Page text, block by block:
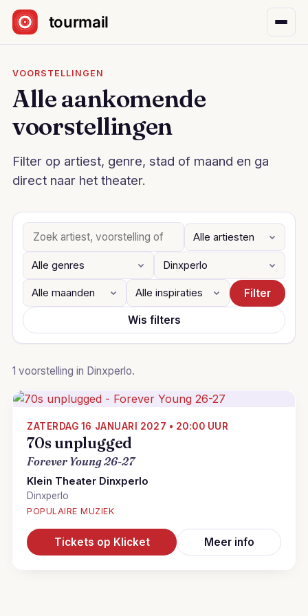
Sla navigatie over
VOORSTELLINGEN
Alle aankomende
voorstellingen
Filter op artiest, genre, stad of maand en ga
direct naar het theater.
Filter
Wis filters
1 voorstelling in Dinxperlo.
ZATERDAG 16 JANUARI 2027 • 20:00 UUR
70s unplugged
Forever Young 26-27
Klein Theater Dinxperlo
Dinxperlo
POPULAIRE MUZIEK
Tickets op Klicket Meer info